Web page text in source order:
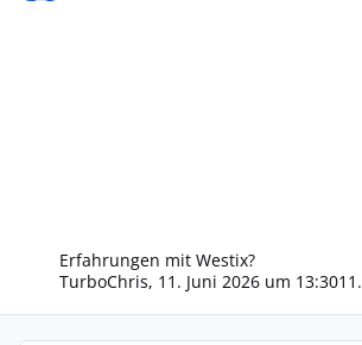
Erfahrungen mit Westix?
TurboChris, 11. Juni 2026 um 13:30